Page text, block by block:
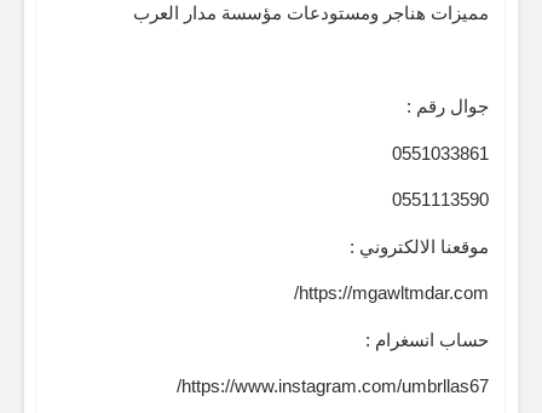
مميزات هناجر ومستودعات مؤسسة مدار العرب
جوال رقم :
0551033861
0551113590
موقعنا الالكتروني :
https://mgawltmdar.com/
حساب انسغرام :
https://www.instagram.com/umbrllas67/